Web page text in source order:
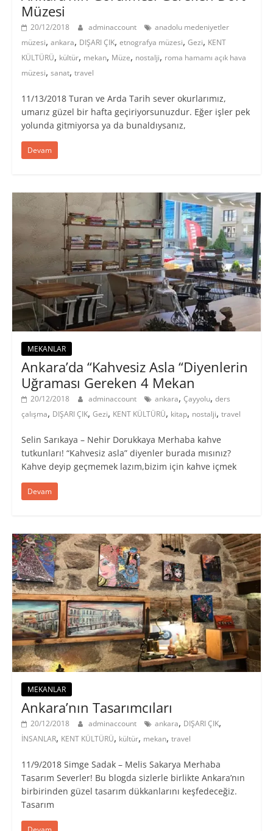
Müzesi
20/12/2018 adminaccount
anadolu medeniyetler
müzesi, ankara, DIŞARI ÇIK, etnografya müzesi, Gezi, KENT
KÜLTÜRÜ, kültür, mekan, Müze, nostalji, roma hamamı açık hava
müzesi, sanat, travel
11/13/2018 Turan ve Arda Tarih sever okurlarımız,
umarız güzel bir hafta geçiriyorsunuzdur. Eğer işler pek
yolunda gitmiyorsa ya da bunaldıysanız,
Devam
MEKANLAR
Ankara’da “Kahvesiz Asla “Diyenlerin
Uğraması Gereken 4 Mekan
20/12/2018 adminaccount ankara, Çayyolu, ders
çalışma, DIŞARI ÇIK, Gezi, KENT KÜLTÜRÜ, kitap, nostalji, travel
Selin Sarıkaya – Nehir Dorukkaya Merhaba kahve
tutkunları! “Kahvesiz asla” diyenler burada mısınız?
Kahve deyip geçmemek lazım,bizim için kahve içmek
Devam
MEKANLAR
Ankara’nın Tasarımcıları
20/12/2018 adminaccount ankara, DIŞARI ÇIK,
İNSANLAR, KENT KÜLTÜRÜ, kültür, mekan, travel
11/9/2018 Simge Sadak – Melis Sakarya Merhaba
Tasarım Severler! ​Bu blogda sizlerle birlikte Ankara’nın
birbirinden güzel tasarım dükkanlarını keşfedeceğiz.
Tasarım